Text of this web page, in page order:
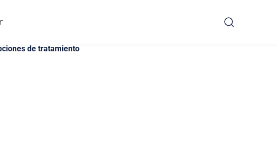
de tratamiento